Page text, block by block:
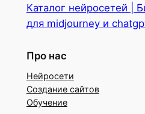
Каталог нейросетей |
для midjourney и
Про нас
Нейросети
Создание сайтов
Обучение